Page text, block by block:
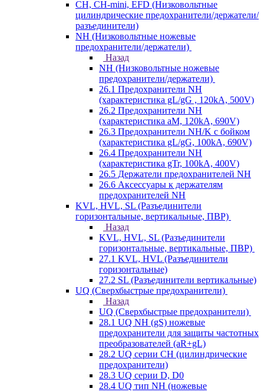
CH, CH-mini, EFD (Низковольтные
цилиндрические предохранители/держатели/
разъединители)
NH (Низковольтные ножевые
предохранители/держатели)
Назад
NH (Низковольтные ножевые
предохранители/держатели)
26.1 Предохранители NH
(характеристика gL/gG , 120kA, 500V)
26.2 Предохранители NH
(характеристика aM, 120kA, 690V)
26.3 Предохранители NH/K с бойком
(характеристика gL/gG, 100kA, 690V)
26.4 Предохранители NH
(характеристика gTr, 100kA, 400V)
26.5 Держатели предохранителей NH
26.6 Аксессуары к держателям
предохранителей NH
KVL, HVL, SL (Разъединители
горизонтальные, вертикальные, ПВР)
Назад
KVL, HVL, SL (Разъединители
горизонтальные, вертикальные, ПВР)
27.1 KVL, HVL (Разъединители
горизонтальные)
27.2 SL (Разъединители вертикальные)
UQ (Сверхбыстрые предохранители)
Назад
UQ (Сверхбыстрые предохранители)
28.1 UQ NH (gS) ножевые
предохранители для защиты частотных
преобразователей (aR+gL)
28.2 UQ серии CH (цилиндрические
предохранители)
28.3 UQ серии D, D0
28.4 UQ тип NH (ножевые